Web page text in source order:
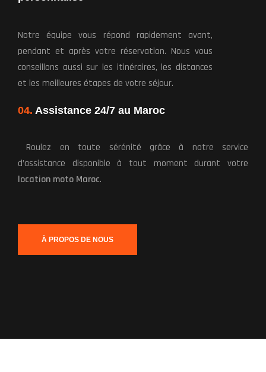
Notre équipe vous répond rapidement avant,
pendant et après votre réservation. Nous vous
conseillons aussi sur les itinéraires, les distances
et les meilleures étapes de votre séjour.
04. Assistance 24/7 au Maroc
Roulez en toute sérénité grâce à notre service
d’assistance disponible à tout moment durant votre
location moto Maroc.
À PROPOS DE NOUS